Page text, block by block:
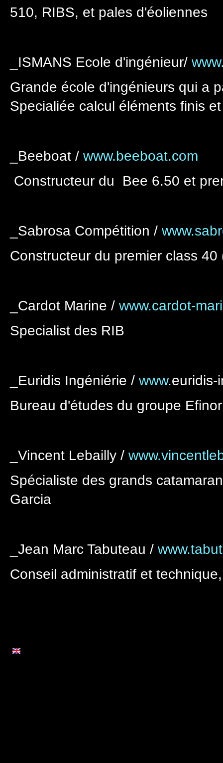
510, RIBS, et pales d'éoliennes
_ISMANS Ecole d'ingénieur/
Grande école d'ingénieurs qui a
Specialiée calcul éléments finis
_Beeboat / www.beeboat.com
Constructeur du Bee 6.50 et
_Sabrosa Compétition /
Constructeur du premier class 40
_Cardot Marine / www.cardot-
Specialist des RIB
_Euridis Ingéniérie / www.euridis-
Bureau d'études du groupe Efinor
_Vincent Lebailly /
Spécialiste des grands
Garcia
_Jean Marc Tabuteau /
Conseil administratif et